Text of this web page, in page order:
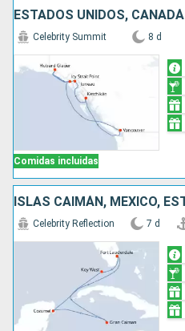
ESTADOS UNIDOS, CANADÁ
Comidas incluidas
Celebrity Summit 8 d
Celebrity Reflection 7 d